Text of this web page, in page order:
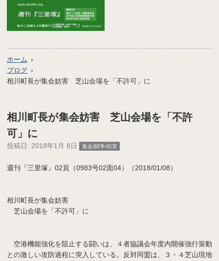
ホーム
ブログ
相川町長が集会妨害 芝山会場を「不許可」に
相川町長が集会妨害 芝山会場を「不許
可」に
投稿日: 2018年1月 8日 集会/闘争/街宣
週刊『三里塚』02頁（0983号02面04）（2018/01/08）
相川町長が集会妨害
芝山会場を「不許可」に
空港機能強化を阻止する闘いは、４者協議会年度内開催強行策動
との激しい攻防過程に突入している。反対同盟は、３・４芝山現地